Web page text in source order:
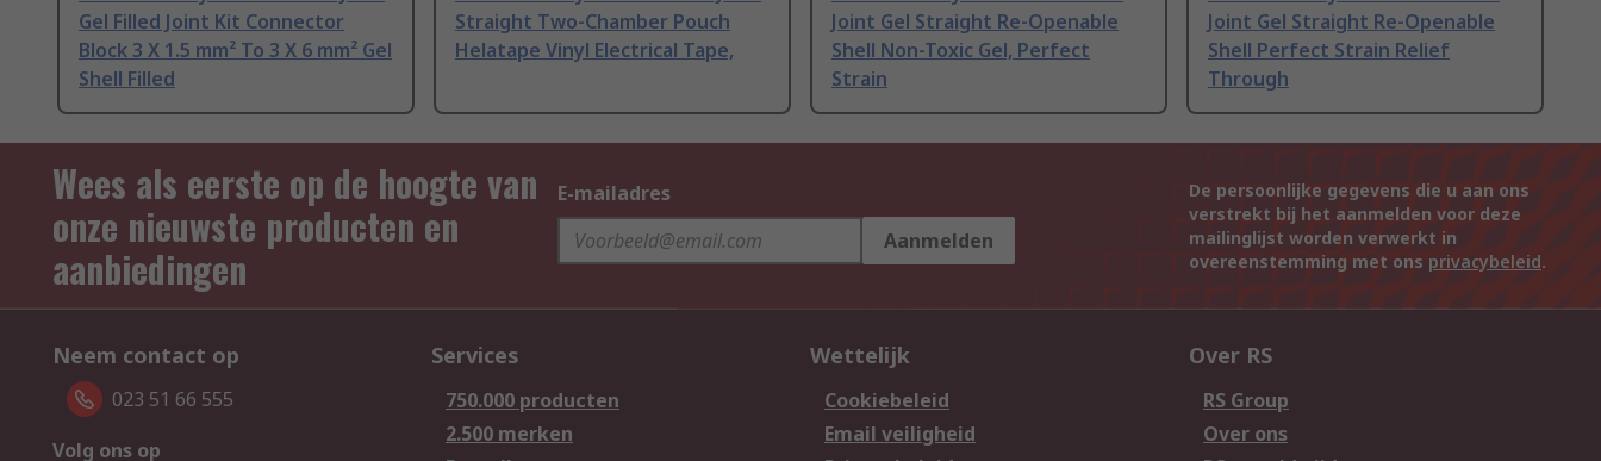
Gel Filled Joint Kit Connector
Block 3 X 1.5 mm² To 3 X 6 mm² Gel
Shell Filled
Straight Two-Chamber Pouch
Helatape Vinyl Electrical Tape,
Joint Gel Straight Re-Openable
Shell Non-Toxic Gel, Perfect
Strain
Joint Gel Straight Re-Openable
Shell Perfect Strain Relief
Through
Wees als eerste op de hoogte van
onze nieuwste producten en
aanbiedingen
E-mailadres
Aanmelden
De persoonlijke gegevens die u aan ons
verstrekt bij het aanmelden voor deze
mailinglijst worden verwerkt in
overeenstemming met ons privacybeleid.
Neem contact op
023 51 66 555
Volg ons op
Services
750.000 producten
2.500 merken
Wettelijk
Cookiebeleid
Email veiligheid
Over RS
RS Group
Over ons